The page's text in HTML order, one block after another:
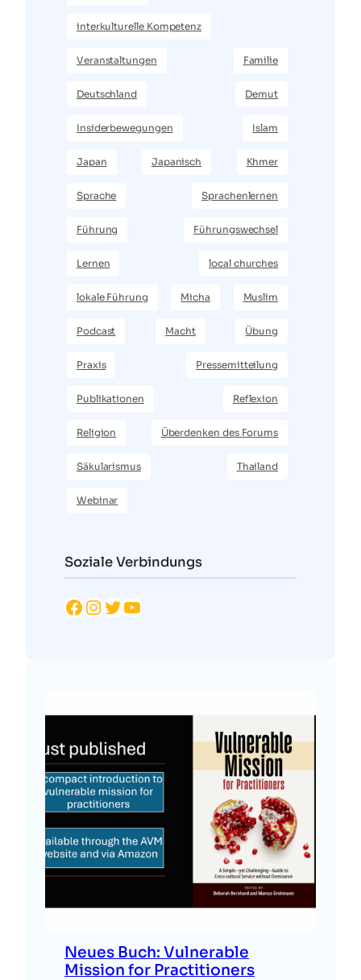
interkulturelle Kompetenz
Veranstaltungen Familie
Deutschland Demut
Insiderbewegungen Islam
Japan Japanisch Khmer
Sprache Sprachenlernen
Führung Führungswechsel
Lernen local churches
lokale Führung Micha Muslim
Podcast Macht Übung
Praxis Pressemitteilung
Publikationen Reflexion
Religion Überdenken des Forums
Säkularismus Thailand
Webinar
Soziale Verbindungs
Facebook Instagram Twitter YouTube
Neues Buch: Vulnerable
Mission for Practitioners